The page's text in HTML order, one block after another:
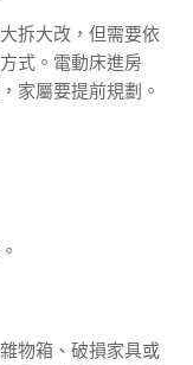
拆大改，但需要依
式。電動床進房
家屬要提前規劃。
物箱、破損家具或